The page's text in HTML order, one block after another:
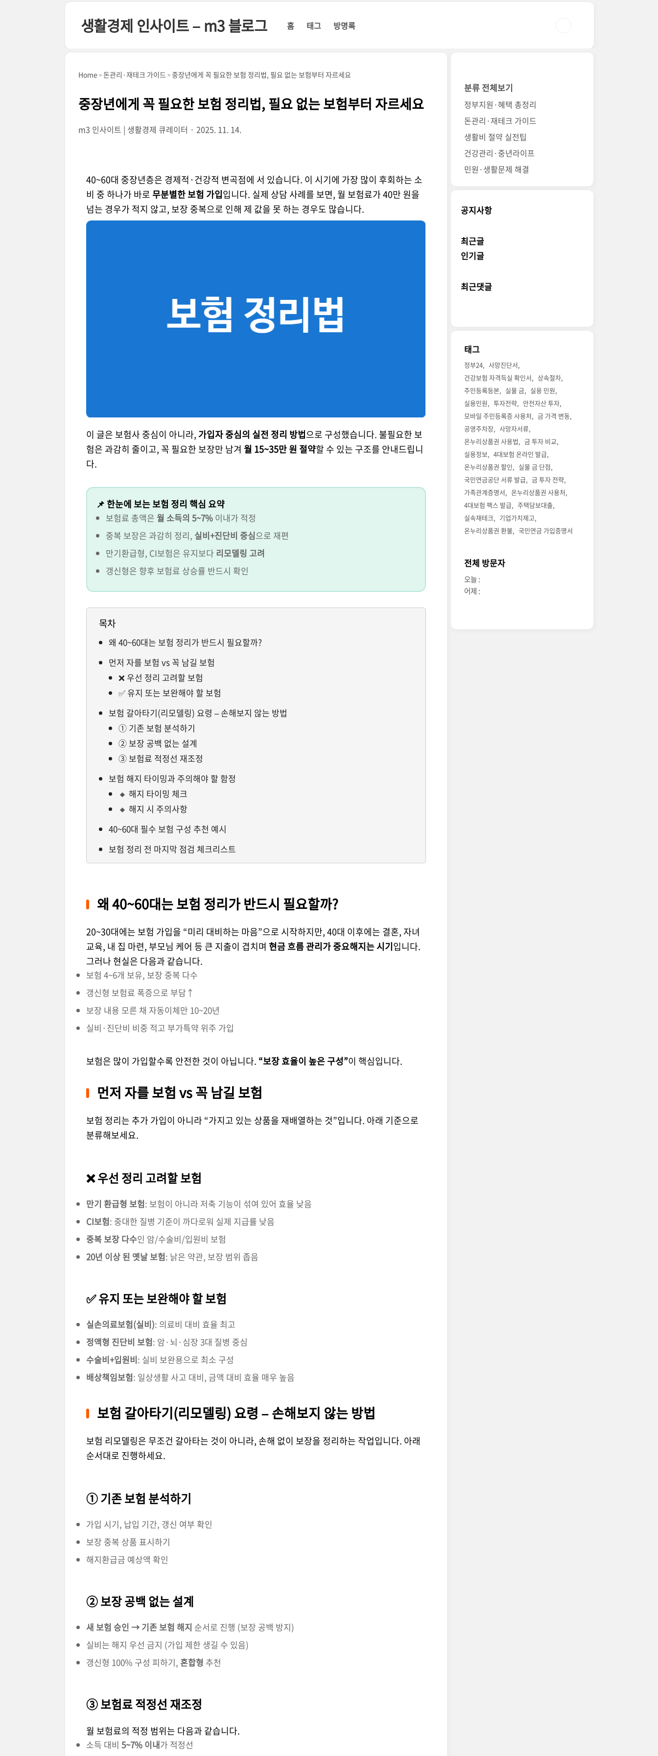
생활경제 인사이트 – m3 블로그 홈 태그 방명록
Home 돈관리·재테크 가이드 중장년에게 꼭 필요한 보험 정리법, 필요 없는 보험부터 자르세요
중장년에게 꼭 필요한 보험 정리법, 필요 없는 보험부터 자르세요
m3 인사이트 | 생활경제 큐레이터 2025. 11. 14.
40~60대 중장년층은 경제적·건강적 변곡점에 서 있습니다. 이 시기에 가장 많이 후회하는 소
비 중 하나가 바로 무분별한 보험 가입입니다. 실제 상담 사례를 보면, 월 보험료가 40만 원을
넘는 경우가 적지 않고, 보장 중복으로 인해 제 값을 못 하는 경우도 많습니다.
이 글은 보험사 중심이 아니라, 가입자 중심의 실전 정리 방법으로 구성했습니다. 불필요한 보
험은 과감히 줄이고, 꼭 필요한 보장만 남겨 월 15~35만 원 절약할 수 있는 구조를 안내드립니
다.
📌 한눈에 보는 보험 정리 핵심 요약
보험료 총액은 월 소득의 5~7% 이내가 적정
중복 보장은 과감히 정리, 실비+진단비 중심으로 재편
만기환급형, CI보험은 유지보다 리모델링 고려
갱신형은 향후 보험료 상승률 반드시 확인
목차
왜 40~60대는 보험 정리가 반드시 필요할까?
먼저 자를 보험 vs 꼭 남길 보험
❌ 우선 정리 고려할 보험
✅ 유지 또는 보완해야 할 보험
보험 갈아타기(리모델링) 요령 – 손해보지 않는 방법
① 기존 보험 분석하기
② 보장 공백 없는 설계
③ 보험료 적정선 재조정
보험 해지 타이밍과 주의해야 할 함정
🔸 해지 타이밍 체크
🔸 해지 시 주의사항
40~60대 필수 보험 구성 추천 예시
보험 정리 전 마지막 점검 체크리스트
왜 40~60대는 보험 정리가 반드시 필요할까?
20~30대에는 보험 가입을 “미리 대비하는 마음”으로 시작하지만, 40대 이후에는 결혼, 자녀
교육, 내 집 마련, 부모님 케어 등 큰 지출이 겹치며 현금 흐름 관리가 중요해지는 시기입니다.
그러나 현실은 다음과 같습니다.
보험 4~6개 보유, 보장 중복 다수
갱신형 보험료 폭증으로 부담↑
보장 내용 모른 채 자동이체만 10~20년
실비·진단비 비중 적고 부가특약 위주 가입
보험은 많이 가입할수록 안전한 것이 아닙니다. “보장 효율이 높은 구성”이 핵심입니다.
먼저 자를 보험 vs 꼭 남길 보험
보험 정리는 추가 가입이 아니라 “가지고 있는 상품을 재배열하는 것”입니다. 아래 기준으로
분류해보세요.
❌ 우선 정리 고려할 보험
만기 환급형 보험: 보험이 아니라 저축 기능이 섞여 있어 효율 낮음
CI보험: 중대한 질병 기준이 까다로워 실제 지급률 낮음
중복 보장 다수인 암/수술비/입원비 보험
20년 이상 된 옛날 보험: 낡은 약관, 보장 범위 좁음
✅ 유지 또는 보완해야 할 보험
실손의료보험(실비): 의료비 대비 효율 최고
정액형 진단비 보험: 암·뇌·심장 3대 질병 중심
수술비+입원비: 실비 보완용으로 최소 구성
배상책임보험: 일상생활 사고 대비, 금액 대비 효율 매우 높음
보험 갈아타기(리모델링) 요령 – 손해보지 않는 방법
보험 리모델링은 무조건 갈아타는 것이 아니라, 손해 없이 보장을 정리하는 작업입니다. 아래
순서대로 진행하세요.
① 기존 보험 분석하기
가입 시기, 납입 기간, 갱신 여부 확인
보장 중복 상품 표시하기
해지환급금 예상액 확인
② 보장 공백 없는 설계
새 보험 승인 → 기존 보험 해지 순서로 진행 (보장 공백 방지)
실비는 해지 우선 금지 (가입 제한 생길 수 있음)
갱신형 100% 구성 피하기, 혼합형 추천
③ 보험료 적정선 재조정
월 보험료의 적정 범위는 다음과 같습니다.
소득 대비 5~7% 이내가 적정선
분류 전체보기
정부지원·혜택 총정리
돈관리·재테크 가이드
생활비 절약 실전팁
건강관리·중년라이프
민원·생활문제 해결
공지사항
최근글
인기글
최근댓글
태그
정부24
사망진단서
건강보험 자격득실 확인서
상속절차
주민등록등본
실물 금
실용 민원
실용민원
투자전략
안전자산 투자
모바일 주민등록증 사용처
금 가격 변동
공영주차장
사망자서류
온누리상품권 사용법
금 투자 비교
실용정보
4대보험 온라인 발급
온누리상품권 할인
실물 금 단점
국민연금공단 서류 발급
금 투자 전략
가족관계증명서
온누리상품권 사용처
4대보험 팩스 발급
주택담보대출
실속재테크
기업가치제고
온누리상품권 환불
국민연금 가입증명서
전체 방문자
오늘 :
어제 :